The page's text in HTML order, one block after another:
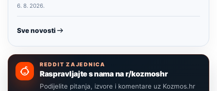
6. 8. 2026.
Sve novosti
REDDIT ZAJEDNICA
Raspravljajte s nama na r/kozmoshr
Podijelite pitanja, izvore i komentare uz Kozmos.hr